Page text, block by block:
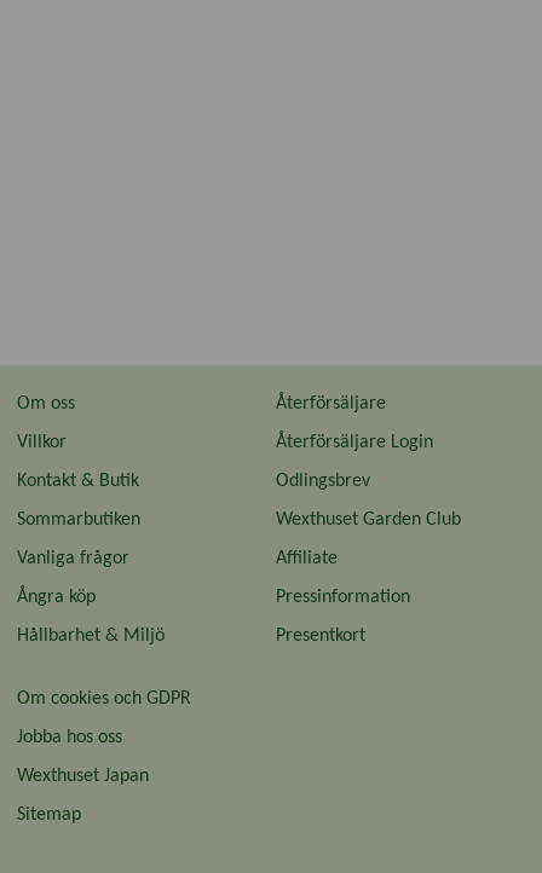
Om oss
Villkor
Kontakt & Butik
Sommarbutiken
Vanliga frågor
Ångra köp
Hållbarhet & Miljö
Återförsäljare
Återförsäljare Login
Odlingsbrev
Wexthuset Garden Club
Affiliate
Pressinformation
Presentkort
Om cookies och GDPR
Jobba hos oss
Wexthuset Japan
Sitemap